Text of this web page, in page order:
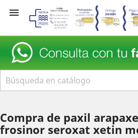

Compra de paxil
frosinor seroxat xetin